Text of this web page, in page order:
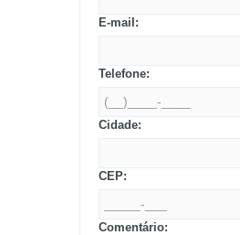
E-mail:
Telefone:
Cidade:
CEP:
Comentário: